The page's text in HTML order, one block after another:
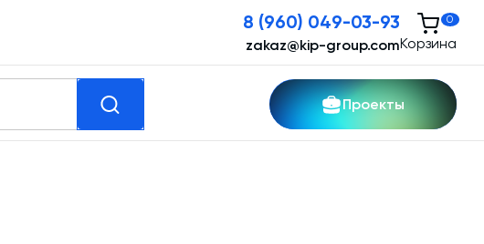
8 (960) 049-03-93
zakaz@kip-group.comКорзина
0
Проекты